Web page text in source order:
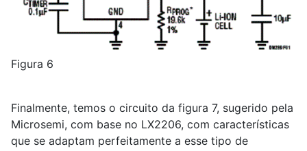
Figura 6
Finalmente, temos o circuito da figura 7, sugerido pela
Microsemi, com base no LX2206, com características
que se adaptam perfeitamente a esse tipo de